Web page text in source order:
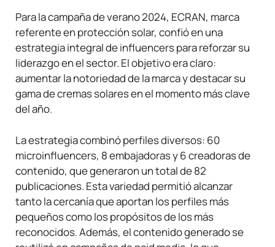
Para la campaña de verano 2024, ECRAN, marca
referente en protección solar, confió en una
estrategia integral de influencers para reforzar su
liderazgo en el sector. El objetivo era claro:
aumentar la notoriedad de la marca y destacar su
gama de cremas solares en el momento más clave
del año.
La estrategia combinó perfiles diversos: 60
microinfluencers, 8 embajadoras y 6 creadoras de
contenido, que generaron un total de 82
publicaciones. Esta variedad permitió alcanzar
tanto la cercanía que aportan los perfiles más
pequeños como los propósitos de los más
reconocidos. Además, el contenido generado se